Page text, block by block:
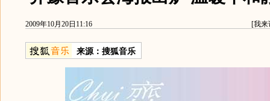
2009年10月20日11:16 [我来
来源： 搜狐音乐